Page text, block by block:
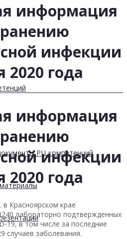
РЦ компетенций
информация
инфекции
2020 года
информация
инфекции
2020 года
в Красноярском крае
лабораторно подтвержденных
19, в том числе за последние
случаев заболевания.